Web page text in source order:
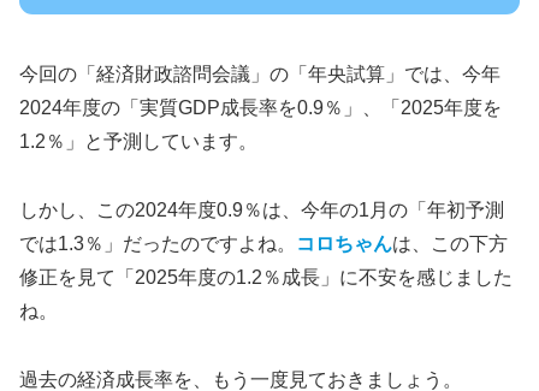
今回の「経済財政諮問会議」の「年央試算」では、今年
2024年度の「実質GDP成長率を0.9％」、「2025年度を
1.2％」と予測しています。
しかし、この2024年度0.9％は、今年の1月の「年初予測
では1.3％」だったのですよね。
コロちゃんは、この下方
修正を見て「2025年度の1.2％成長」に不安を感じました
ね。
過去の経済成長率を、もう一度見ておきましょう。